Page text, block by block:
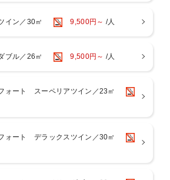
収容可能な駐車場がございます。
＜自走式駐車場＞
，000円
イン／30㎡ 9,500円～ /人
ブル／26㎡ 9,500円～ /人
フォート スーペリアツイン／23㎡
フォート デラックスツイン／30㎡